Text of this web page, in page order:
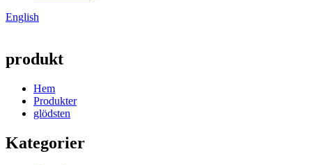
English
produkt
Hem
Produkter
glödsten
Kategorier